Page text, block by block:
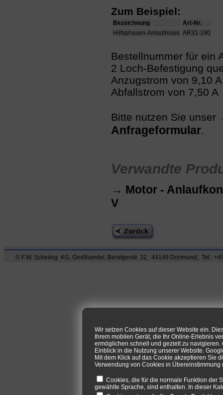
Zum Beispiel:
Bezeichnung
Art-Nr.
Hilfsphasen-Anlaufrelais AR31-190
Bestellnummer für ein
2 Loch-Befestigung
Anzugstrom von 9,10
Abfallstrom von 7,50 A
Bitte nutzen Sie unser
Anfrageformular.
Verwandte
→ Motor -
V
© F.W. Scheiing KG, Großhandel, Beratgerstr. 32, 44149 Dortmund, Tel.:
Wir setzen Cookies auf dieser Website ein.
Ihrem mobilen Gerät, die Ihr Online-Erlebnis
ermöglichen schnell und gezielt zu
Einblick in die Nutzung unserer Website.
Mit dem Klick auf das Cookie akzeptieren Sie
Verwendung von Cookies in
Cookies, die für die normale Funktion der
gewählte Sprache, sind enthalten. In dieser